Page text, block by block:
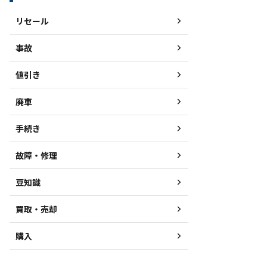
リセール
事故
値引き
廃車
手続き
故障・修理
豆知識
買取・売却
購入